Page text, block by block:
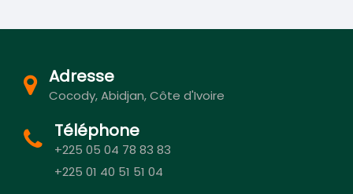
Adresse
Cocody, Abidjan, Côte d'Ivoire
Téléphone
+225 05 04 78 83 83
+225 01 40 51 51 04